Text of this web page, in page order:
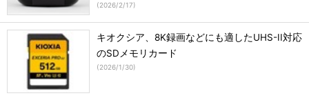
(2026/2/17)
キオクシア、8K録画などにも適したUHS-II対応
のSDメモリカード
(2026/1/30)